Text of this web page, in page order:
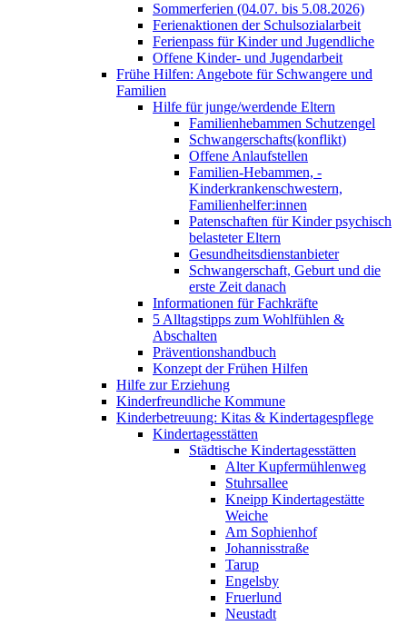
Sommerferien (04.07. bis 5.08.2026)
Ferienaktionen der Schulsozialarbeit
Ferienpass für Kinder und Jugendliche
Offene Kinder- und Jugendarbeit
Frühe Hilfen: Angebote für Schwangere und
Familien
Hilfe für junge/werdende Eltern
Familienhebammen Schutzengel
Schwangerschafts(konflikt)
Offene Anlaufstellen
Familien-Hebammen, -
Kinderkrankenschwestern,
Familienhelfer:innen
Patenschaften für Kinder psychisch
belasteter Eltern
Gesundheitsdienstanbieter
Schwangerschaft, Geburt und die
erste Zeit danach
Informationen für Fachkräfte
5 Alltagstipps zum Wohlfühlen &
Abschalten
Präventionshandbuch
Konzept der Frühen Hilfen
Hilfe zur Erziehung
Kinderfreundliche Kommune
Kinderbetreuung: Kitas & Kindertagespflege
Kindertagesstätten
Städtische Kindertagesstätten
Alter Kupfermühlenweg
Stuhrsallee
Kneipp Kindertagestätte
Weiche
Am Sophienhof
Johannisstraße
Tarup
Engelsby
Fruerlund
Neustadt